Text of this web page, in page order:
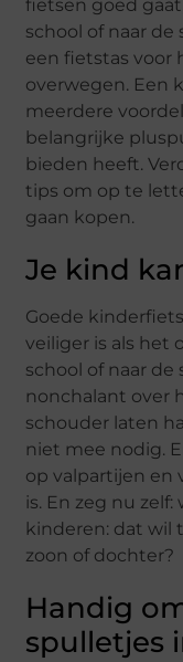
fietsen goed
school of naar
een fietstas voor
overwegen. Een
meerdere
belangrijke
bieden heeft.
tips om op te
gaan kopen.
Je kind
Goede
veiliger is als het
school of naar
nonchalant over
schouder laten
niet mee nodig.
op valpartijen en
is. En zeg nu
kinderen: dat wil
zoon of dochter?
Handig
spulletjes